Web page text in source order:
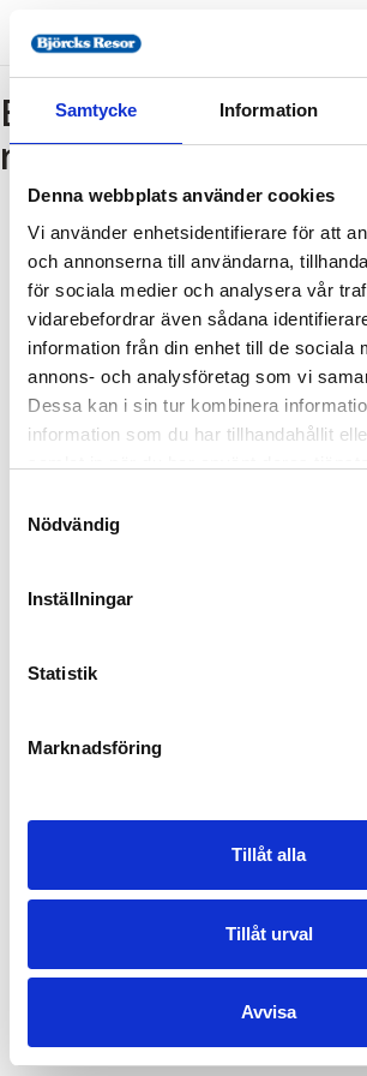
Samtycke Information
Denna webbplats använder cookies
Vi använder enhetsidentifierare för att
och annonserna till användarna,
för sociala medier och analysera vår
vidarebefordrar även sådana
information från din enhet till de sociala
annons- och analysföretag som vi
Dessa kan i sin tur kombinera
information som du har tillhandahållit
Nödvändig
Inställningar
Statistik
Marknadsföring
Tillåt alla
Tillåt urval
Avvisa
Bokning - Tillbaka till
resebeskrivningen
Tillbaka till resebeskrivningen
1. Antal resenärer och rum
2. Personupplysningar
3. Betalning
Fel